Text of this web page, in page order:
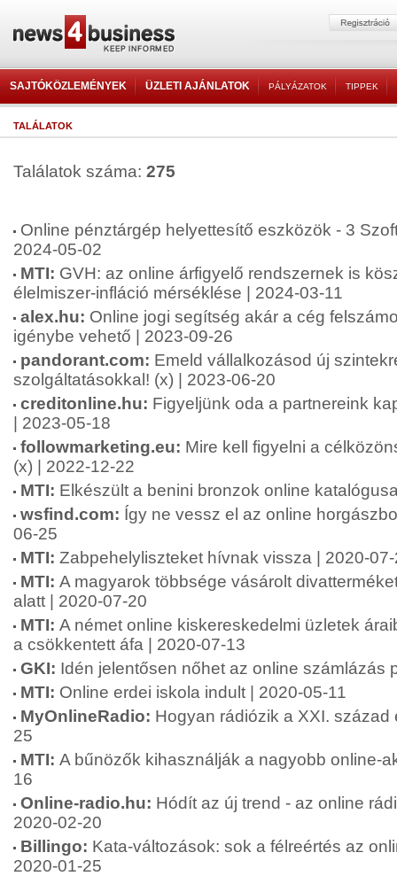
SAJTÓKÖZLEMÉNYEK ÜZLETI AJÁNLATOK PÁLYÁZATOK TIPPEK
TALÁLATOK
Találatok száma: 275
Online pénztárgép helyettesítő eszközök - 3
2024-05-02
MTI: GVH: az online árfigyelő rendszernek is
élelmiszer-infláció mérséklése | 2024-03-11
alex.hu: Online jogi segítség akár a cég
igénybe vehető | 2023-09-26
pandorant.com: Emeld vállalkozásod új
szolgáltatásokkal! (x) | 2023-06-20
creditonline.hu: Figyeljünk oda a partnereink
| 2023-05-18
followmarketing.eu: Mire kell figyelni a
(x) | 2022-12-22
MTI: Elkészült a benini bronzok online
wsfind.com: Így ne vessz el az online
06-25
MTI: Zabpehelyliszteket hívnak vissza | 2020-
MTI: A magyarok többsége vásárolt
alatt | 2020-07-20
MTI: A német online kiskereskedelmi üzletek
a csökkentett áfa | 2020-07-13
GKI: Idén jelentősen nőhet az online számlázás
MTI: Online erdei iskola indult | 2020-05-11
MyOnlineRadio: Hogyan rádiózik a XXI. század
25
MTI: A bűnözők kihasználják a nagyobb online-
16
Online-radio.hu: Hódít az új trend - az online
2020-02-20
Billingo: Kata-változások: sok a félreértés az
2020-01-25